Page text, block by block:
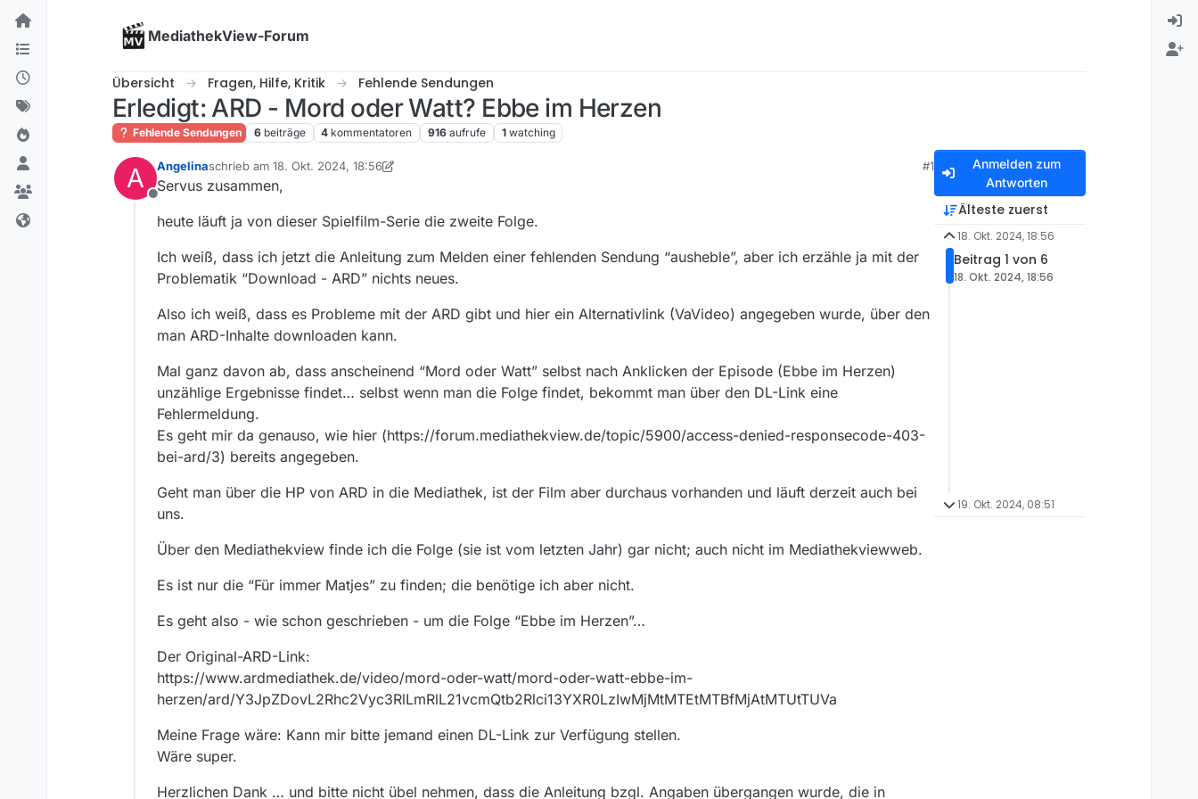
Skip to content
MediathekView-Forum
Übersicht Fragen, Hilfe, Kritik Fehlende Sendungen
Erledigt: ARD - Mord oder Watt? Ebbe im Herzen
Fehlende Sendungen 6 beiträge 4 kommentatoren 916 aufrufe 1 watching
A
Offline
Angelinaschrieb am 18. Okt. 2024, 18:56
zuletzt editiert von Angelina
#1
Servus zusammen,
heute läuft ja von dieser Spielfilm-Serie die zweite Folge.
Ich weiß, dass ich jetzt die Anleitung zum Melden einer fehlenden Sendung “ausheble”, aber ich erzähle ja mit der
Problematik “Download - ARD” nichts neues.
Also ich weiß, dass es Probleme mit der ARD gibt und hier ein Alternativlink (VaVideo) angegeben wurde, über den
man ARD-Inhalte downloaden kann.
Mal ganz davon ab, dass anscheinend “Mord oder Watt” selbst nach Anklicken der Episode (Ebbe im Herzen)
unzählige Ergebnisse findet… selbst wenn man die Folge findet, bekommt man über den DL-Link eine
Fehlermeldung.
Es geht mir da genauso, wie hier (https://forum.mediathekview.de/topic/5900/access-denied-responsecode-403-
bei-ard/3) bereits angegeben.
Geht man über die HP von ARD in die Mediathek, ist der Film aber durchaus vorhanden und läuft derzeit auch bei
uns.
Über den Mediathekview finde ich die Folge (sie ist vom letzten Jahr) gar nicht; auch nicht im Mediathekviewweb.
Es ist nur die “Für immer Matjes” zu finden; die benötige ich aber nicht.
Es geht also - wie schon geschrieben - um die Folge “Ebbe im Herzen”…
Der Original-ARD-Link:
https://www.ardmediathek.de/video/mord-oder-watt/mord-oder-watt-ebbe-im-
herzen/ard/Y3JpZDovL2Rhc2Vyc3RlLmRlL21vcmQtb2Rlci13YXR0LzIwMjMtMTEtMTBfMjAtMTUtTUVa
Meine Frage wäre: Kann mir bitte jemand einen DL-Link zur Verfügung stellen.
Wäre super.
Herzlichen Dank … und bitte nicht übel nehmen, dass die Anleitung bzgl. Angaben übergangen wurde, die in
Anmelden zum
Antworten
Älteste zuerst
18. Okt. 2024, 18:56
Beitrag 1 von 6
18. Okt. 2024, 18:56
19. Okt. 2024, 08:51